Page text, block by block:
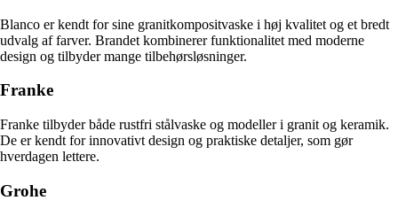
Blanco er kendt for sine granitkompositvaske i høj kvalitet og et bredt
udvalg af farver. Brandet kombinerer funktionalitet med moderne
design og tilbyder mange tilbehørsløsninger.
Franke
Franke tilbyder både rustfri stålvaske og modeller i granit og keramik.
De er kendt for innovativt design og praktiske detaljer, som gør
hverdagen lettere.
Grohe